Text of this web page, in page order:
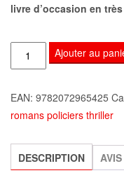
livre d’occasion en
quantité
de
face
nord
coeur,
Dolores
Ajouter au
EAN: 9782072965425
romans policiers thriller
DESCRIPTION